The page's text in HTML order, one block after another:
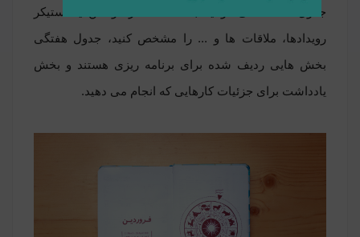
جدول ماهانه می توانید با استفاده از نوشتن یا استیکر
رویدادها، ملاقات ها و ... را مشخص کنید، جدول هفتگی
بخش هایی ردیف شده برای برنامه ریزی هستند و بخش
یادداشت برای جزئیات کارهایی که انجام می دهید.